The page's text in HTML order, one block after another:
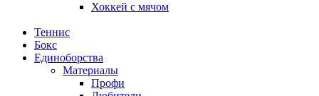
Хоккей с мячом
Теннис
Бокс
Единоборства
Материалы
Профи